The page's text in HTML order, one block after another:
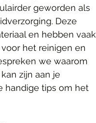
geworden als
Deze
en hebben vaak
het reinigen en
we waarom
zijn aan je
handige tips om het